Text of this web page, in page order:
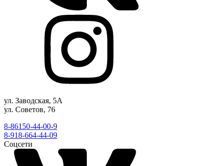
ул. Заводская, 5А
ул. Советов, 76
8-86150-44-00-9
8-918-664-44-09
Соцсети